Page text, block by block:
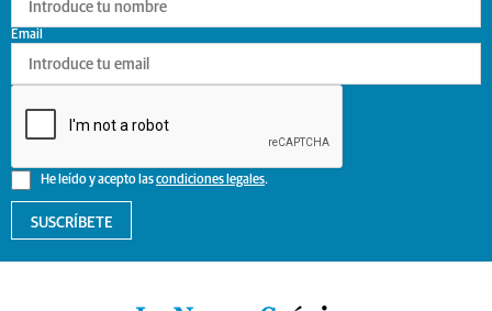
He leído y acepto lascondiciones legales.
Email
SUSCRÍBETE